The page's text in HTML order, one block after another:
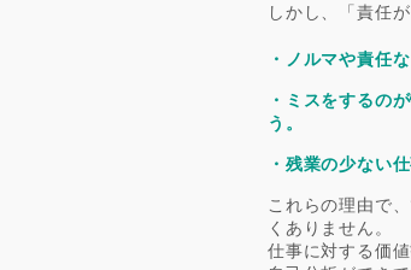
しかし、「責任
・ノルマや責任
・ミスをするの
う。
・残業の少ない
これらの理由で
くありません。
仕事に対する価